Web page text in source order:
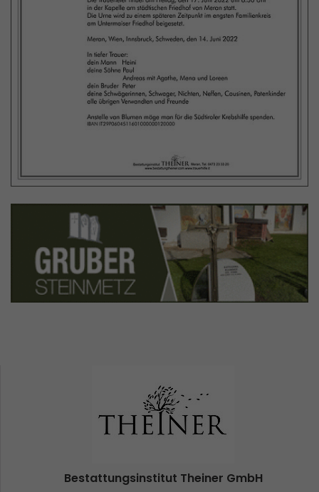
Bestattungsinstitut Theiner GmbH